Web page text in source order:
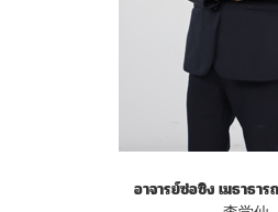
อาจารย์ซ่อซิง เมธาธา